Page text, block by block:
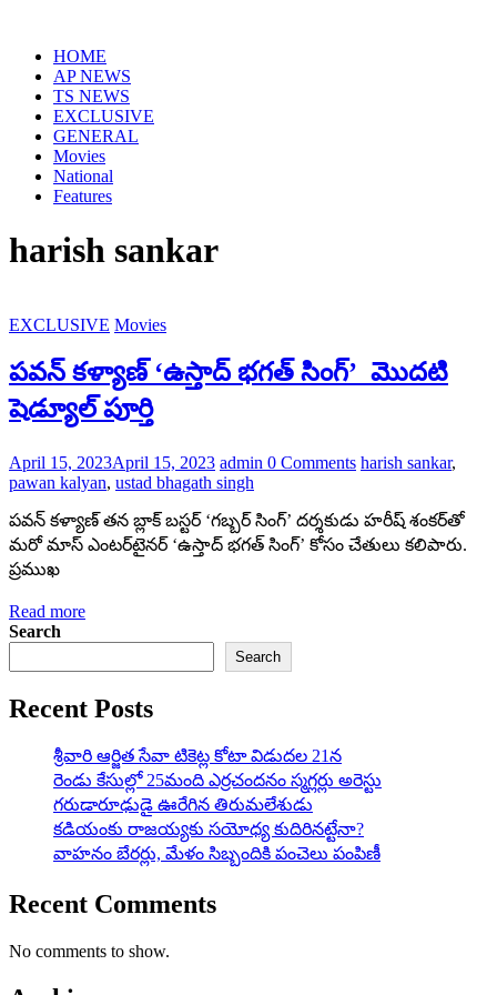
contentHOME
AP NEWS
TS NEWS
EXCLUSIVE
GENERAL
Movies
National
Features
harish sankar
EXCLUSIVE Movies
పవన్ కళ్యాణ్ ‘ఉస్తాద్ భగత్ సింగ్’ మొదటి
షెడ్యూల్ పూర్తి
April 15, 2023April 15, 2023 admin 0 Comments harish sankar,
pawan kalyan, ustad bhagath singh
పవన్ కళ్యాణ్ తన బ్లాక్ బస్టర్ ‘గబ్బర్ సింగ్’ దర్శకుడు హరీష్ శంకర్‌తో
మరో మాస్ ఎంటర్‌టైనర్ ‘ఉస్తాద్ భగత్ సింగ్’ కోసం చేతులు కలిపారు.
ప్రముఖ
Read more
Search
Search
Recent Posts
శ్రీవారి ఆర్జిత సేవా టికెట్ల కోటా విడుదల 21న
రెండు కేసుల్లో 25మంది ఎర్రచందనం స్మగ్లర్లు అరెస్టు
గరుడారూఢుడై ఊరేగిన తిరుమలేశుడు
కడియంకు రాజయ్యకు సయోధ్య కుదిరినట్టేనా?
వాహ‌నం బేర‌ర్లు, మేళం సిబ్బందికి పంచెలు పంపిణీ
Recent Comments
No comments to show.